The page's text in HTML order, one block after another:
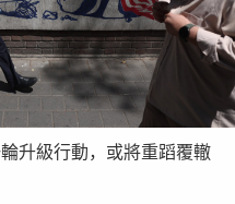
升級行動，或將重蹈覆轍